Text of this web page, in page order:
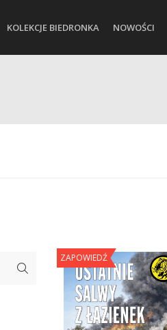
KOLEKCJE BIEDRONKA NOWOŚCI
ZAPOWIEDŹ